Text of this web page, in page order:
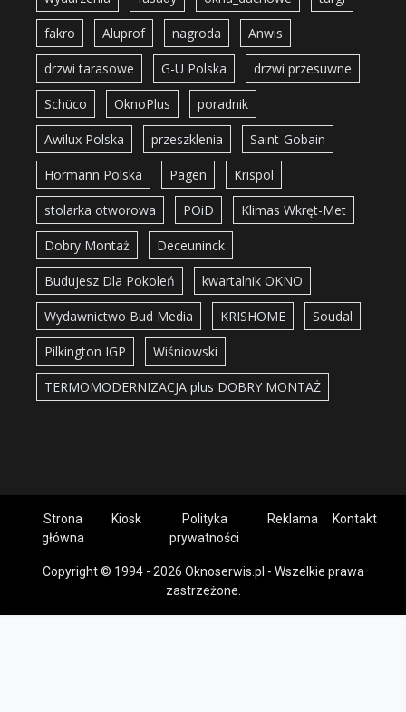
fakro Aluprof nagroda Anwis
drzwi tarasowe G-U Polska drzwi przesuwne
Schüco OknoPlus poradnik
Awilux Polska przeszklenia Saint-Gobain
Hörmann Polska Pagen Krispol
stolarka otworowa POiD Klimas Wkręt-Met
Dobry Montaż Deceuninck
Budujesz Dla Pokoleń kwartalnik OKNO
Wydawnictwo Bud Media KRISHOME Soudal
Pilkington IGP Wiśniowski
TERMOMODERNIZACJA plus DOBRY MONTAŻ
Strona
główna
Kiosk
Polityka
prywatności
Reklama Kontakt
Copyright © 1994 - 2026 Oknoserwis.pl - Wszelkie prawa
zastrzeżone.